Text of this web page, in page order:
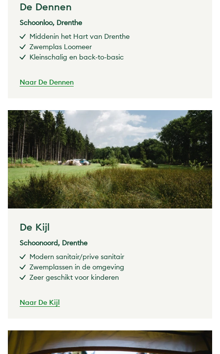
De Dennen
Schoonloo, Drenthe
Middenin het Hart van Drenthe
Zwemplas Loomeer
Kleinschalig en back-to-basic
Naar De Dennen
De Kijl
Schoonoord, Drenthe
Modern sanitair/prive sanitair
Zwemplassen in de omgeving
Zeer geschikt voor kinderen
Naar De Kijl